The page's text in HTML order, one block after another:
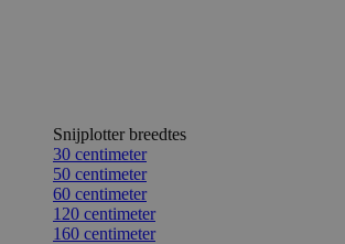
Snijplotter breedtes
30 centimeter
50 centimeter
60 centimeter
120 centimeter
160 centimeter